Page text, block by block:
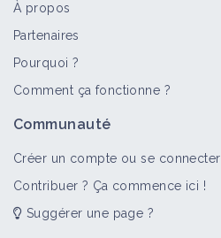
À propos
Partenaires
Pourquoi ?
Comment ça fonctionne ?
Communauté
Créer un compte ou se connecter
Contribuer ? Ça commence ici !
Suggérer une page ?